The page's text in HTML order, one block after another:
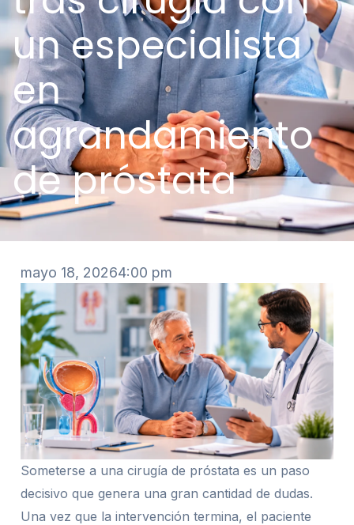
un especialista
en
agrandamiento
de próstata
mayo 18, 20264:00 pm
Someterse a una cirugía de próstata es un paso
decisivo que genera una gran cantidad de dudas.
Una vez que la intervención termina, el paciente